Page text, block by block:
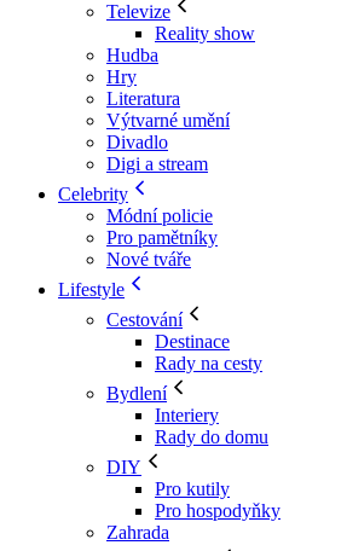
Televize
Reality show
Hudba
Hry
Literatura
Výtvarné umění
Divadlo
Digi a stream
Celebrity
Módní policie
Pro pamětníky
Nové tváře
Lifestyle
Cestování
Destinace
Rady na cesty
Bydlení
Interiery
Rady do domu
DIY
Pro kutily
Pro hospodyňky
Zahrada